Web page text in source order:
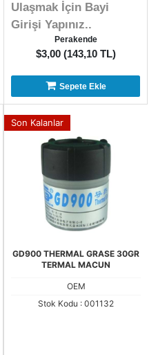
Ulaşmak İçin Bayi
Girişi Yapınız..
Perakende
$3,00 (143,10 TL)
Sepete Ekle
Son Kalanlar
GD900 THERMAL GRASE 30GR
TERMAL MACUN
OEM
Stok Kodu : 001132